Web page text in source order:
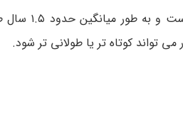
مدت زمان
تواند کوتاه تر یا طولانی تر شود.